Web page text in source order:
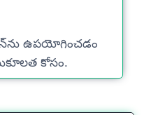
ఉపయోగించడం
కోసం.